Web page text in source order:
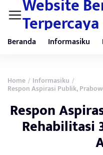
Website
Terpercaya
Beranda Informasiku
Home / Informasiku /
Respon Aspirasi Publik,
Respon
Rehabilitasi